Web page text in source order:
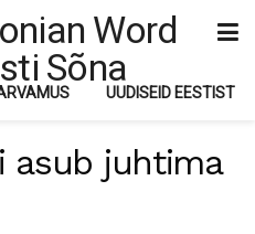
UUDISEID EESTIST
asub juhtima